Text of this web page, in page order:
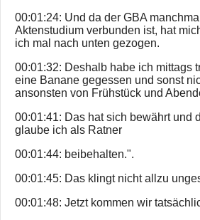
00:01:24: Und da der GBA
Aktenstudium verbunden ist, hat
ich mal nach unten gezogen.
00:01:32: Deshalb habe ich mittags
eine Banane gegessen und sonst
ansonsten von Frühstück und
00:01:41: Das hat sich bewährt und
glaube ich als Ratner
00:01:44: beibehalten.".
00:01:45: Das klingt nicht allzu
00:01:48: Jetzt kommen wir